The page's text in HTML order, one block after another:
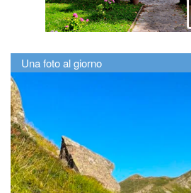
Una foto al giorno